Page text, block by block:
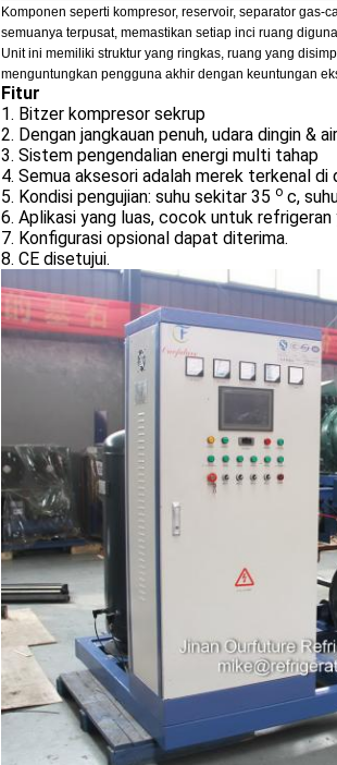
Komponen seperti kompresor, reservoir, separator
semuanya terpusat, memastikan setiap inci ruang
Unit ini memiliki struktur yang ringkas, ruang yang
menguntungkan pengguna akhir dengan keuntungan
Fitur
1. Bitzer kompresor sekrup
2. Dengan jangkauan penuh, udara dingin &
3. Sistem pengendalian energi multi tahap
4. Semua aksesori adalah merek terkenal
5. Kondisi pengujian: suhu sekitar 35 o c,
6. Aplikasi yang luas, cocok untuk refrigeran
7. Konfigurasi opsional dapat diterima.
8. CE disetujui.